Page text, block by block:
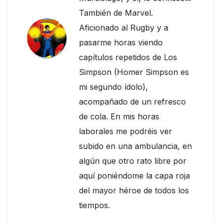
También de Marvel.
Aficionado al Rugby y a
pasarme horas viendo
capítulos repetidos de Los
Simpson (Homer Simpson es
mi segundo ídolo),
acompañado de un refresco
de cola. En mis horas
laborales me podréis ver
subido en una ambulancia, en
algún que otro rato libre por
aquí poniéndome la capa roja
del mayor héroe de todos los
tiempos.